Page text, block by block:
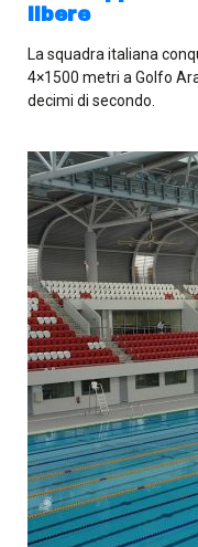
libere
La squadra italiana
4×1500 metri a Golfo
decimi di secondo.